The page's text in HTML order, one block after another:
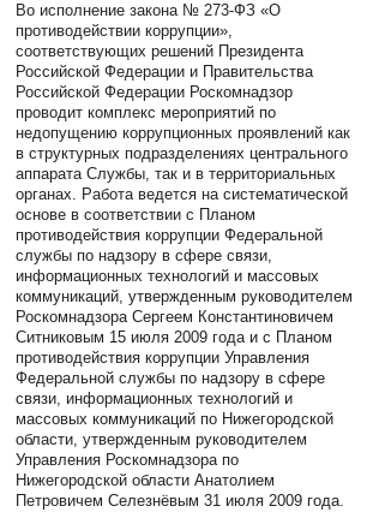
Во исполнение закона № 273-ФЗ «О
противодействии коррупции»,
соответствующих решений Президента
Российской Федерации и Правительства
Российской Федерации Роскомнадзор
проводит комплекс мероприятий по
недопущению коррупционных проявлений как
в структурных подразделениях центрального
аппарата Службы, так и в территориальных
органах. Работа ведется на систематической
основе в соответствии с Планом
противодействия коррупции Федеральной
службы по надзору в сфере связи,
информационных технологий и массовых
коммуникаций, утвержденным руководителем
Роскомнадзора Сергеем Константиновичем
Ситниковым 15 июля 2009 года и с Планом
противодействия коррупции Управления
Федеральной службы по надзору в сфере
связи, информационных технологий и
массовых коммуникаций по Нижегородской
области, утвержденным руководителем
Управления Роскомнадзора по
Нижегородской области Анатолием
Петровичем Селезнёвым 31 июля 2009 года.